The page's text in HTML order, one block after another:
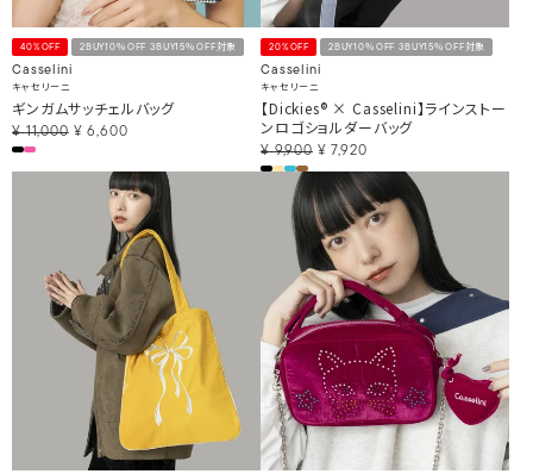
40%OFF 2BUY10％OFF 3BUY15％OFF対象
Casselini
キャセリーニ
ギンガムサッチェルバッグ
¥ 11,000 ¥ 6,600
20%OFF 2BUY10％OFF 3BUY15％OFF対象
Casselini
キャセリーニ
【Dickies® × Casselini】ラインストー
ンロゴショルダーバッグ
¥ 9,900 ¥ 7,920